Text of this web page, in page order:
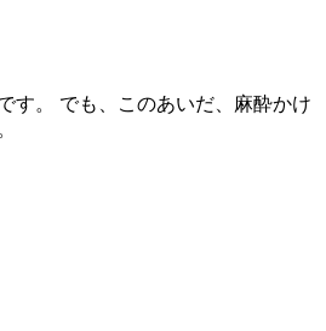
す。 でも、このあいだ、麻酔かけ